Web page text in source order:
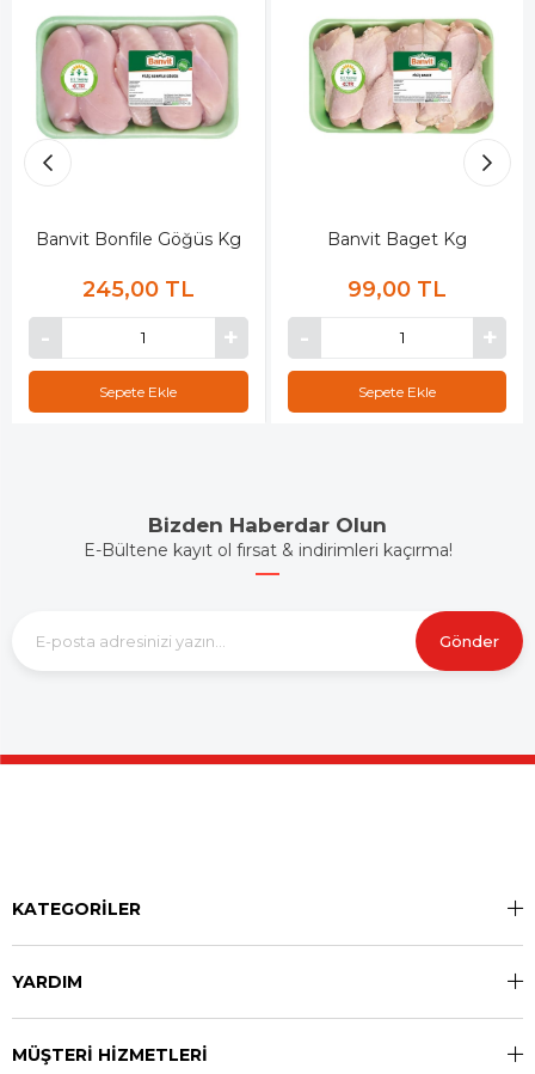
Banvit Bonfile Göğüs Kg
245,00 TL
Sepete Ekle
Banvit Baget Kg
99,00 TL
Sepete Ekle
Bizden Haberdar Olun
E-Bültene kayıt ol fırsat & indirimleri kaçırma!
Gönder
KATEGORİLER
YARDIM
MÜŞTERİ HİZMETLERİ